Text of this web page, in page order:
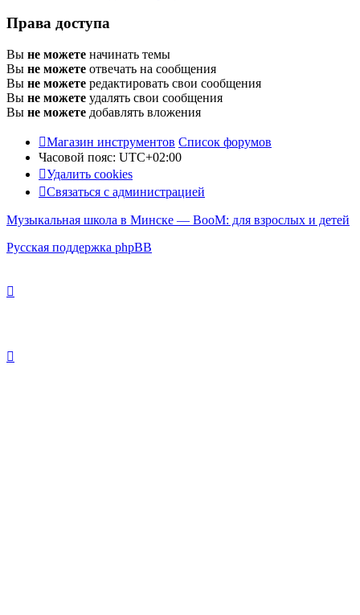
Права доступа
Вы не можете начинать темы
Вы не можете отвечать на сообщения
Вы не можете редактировать свои сообщения
Вы не можете удалять свои сообщения
Вы не можете добавлять вложения
Магазин инструментов Список форумов
Часовой пояс: UTC+02:00
Удалить cookies
Связаться с администрацией
Музыкальная школа в Минске — BooM: для взрослых и детей
Русская поддержка phpBB